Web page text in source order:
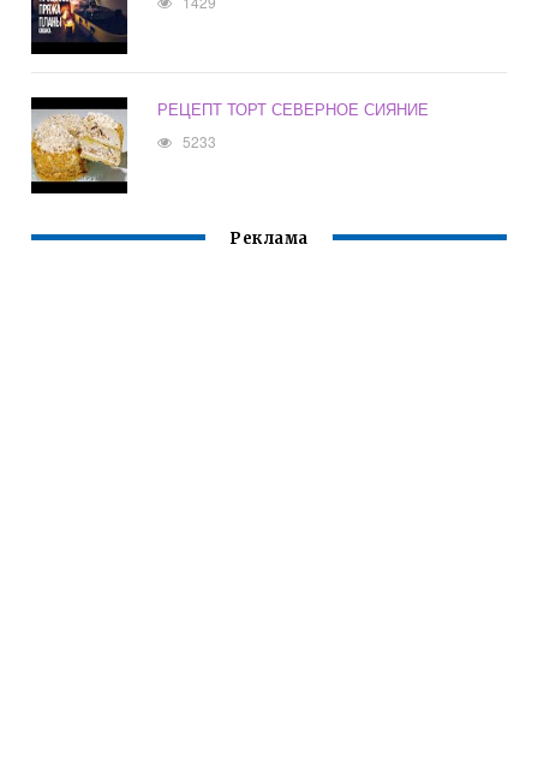
РЕЦЕПТ ТОРТ СЕВЕРНОЕ СИЯНИЕ
5233
Реклама